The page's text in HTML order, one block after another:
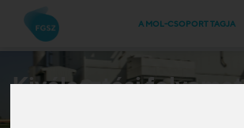
A MOL-CSOPORT TAGJA
Kiválasztási folyamat